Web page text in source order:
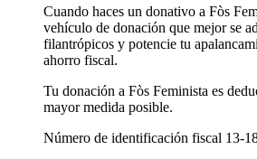
Cuando haces un donativo a Fòs
vehículo de donación que mejor se
filantrópicos y potencie tu
ahorro fiscal.
Tu donación a Fòs Feminista es
mayor medida posible.
Número de identificación fiscal 13-